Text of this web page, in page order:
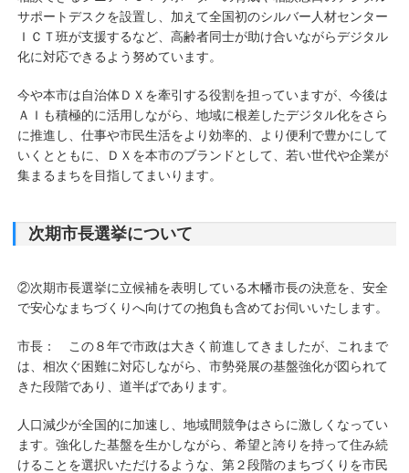
サポートデスクを設置し、加えて全国初のシルバー人材センター
ＩＣＴ班が支援するなど、高齢者同士が助け合いながらデジタル
化に対応できるよう努めています。
今や本市は自治体ＤＸを牽引する役割を担っていますが、今後は
ＡＩも積極的に活用しながら、地域に根差したデジタル化をさら
に推進し、仕事や市民生活をより効率的、より便利で豊かにして
いくとともに、ＤＸを本市のブランドとして、若い世代や企業が
集まるまちを目指してまいります。
次期市長選挙について
②次期市長選挙に立候補を表明している木幡市長の決意を、安全
で安心なまちづくりへ向けての抱負も含めてお伺いいたします。
市長： この８年で市政は大きく前進してきましたが、これまで
は、相次ぐ困難に対応しながら、市勢発展の基盤強化が図られて
きた段階であり、道半ばであります。
人口減少が全国的に加速し、地域間競争はさらに激しくなってい
ます。強化した基盤を生かしながら、希望と誇りを持って住み続
けることを選択いただけるような、第２段階のまちづくりを市民